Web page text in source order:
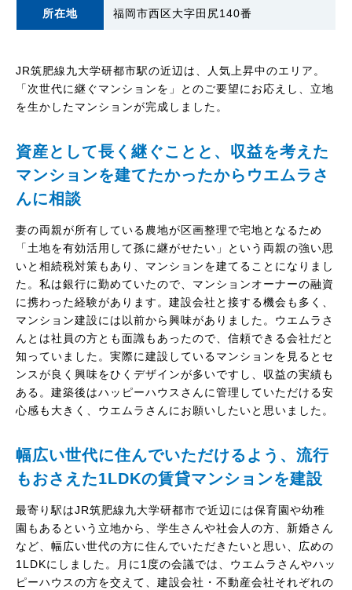
所在地 福岡市西区大字田尻140番
JR筑肥線九大学研都市駅の近辺は、人気上昇中のエリア。
「次世代に継ぐマンションを」とのご要望にお応えし、立地
を生かしたマンションが完成しました。
資産として長く継ぐことと、収益を考えた
マンションを建てたかったからウエムラさ
んに相談
妻の両親が所有している農地が区画整理で宅地となるため
「土地を有効活用して孫に継がせたい」という両親の強い思
いと相続税対策もあり、マンションを建てることになりまし
た。私は銀行に勤めていたので、マンションオーナーの融資
に携わった経験があります。建設会社と接する機会も多く、
マンション建設には以前から興味がありました。ウエムラさ
んとは社員の方とも面識もあったので、信頼できる会社だと
知っていました。実際に建設しているマンションを見るとセ
ンスが良く興味をひくデザインが多いですし、収益の実績も
ある。建築後はハッピーハウスさんに管理していただける安
心感も大きく、ウエムラさんにお願いしたいと思いました。
幅広い世代に住んでいただけるよう、流行
もおさえた1LDKの賃貸マンションを建設
最寄り駅はJR筑肥線九大学研都市で近辺には保育園や幼稚
園もあるという立地から、学生さんや社会人の方、新婚さん
など、幅広い世代の方に住んでいただきたいと思い、広めの
1LDKにしました。月に1度の会議では、ウエムラさんやハッ
ピーハウスの方を交えて、建設会社・不動産会社それぞれの